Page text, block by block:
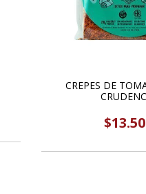
CREPES DE